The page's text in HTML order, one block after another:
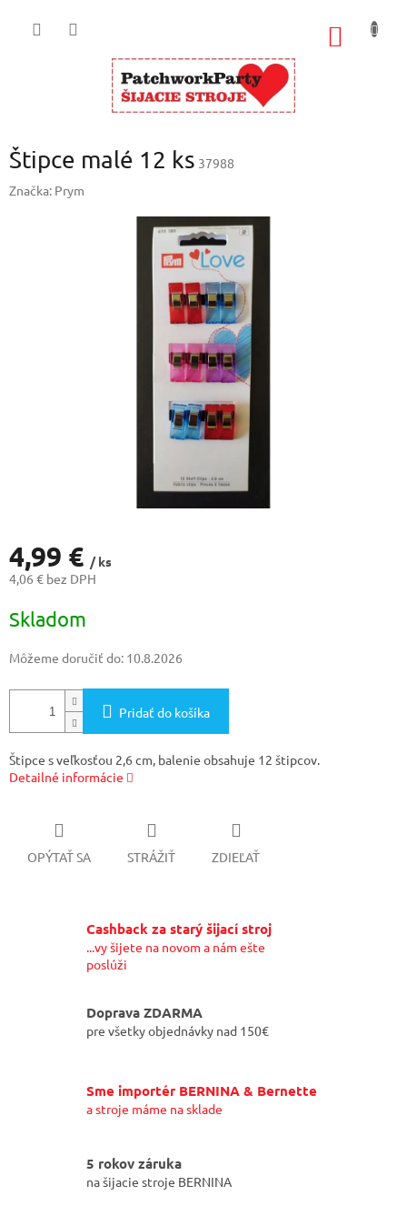
Štipce malé 12 ks 37988
Značka: Prym
4,99 € / ks
4,06 € bez DPH
cena:
Skladom
Môžeme doručiť do: 10.8.2026
Pridať do košíka
Štipce s veľkosťou 2,6 cm, balenie obsahuje 12 štipcov.
Detailné informácie
OPÝTAŤ SA STRÁŽIŤ ZDIEĽAŤ
Cashback za starý šijací stroj
...vy šijete na novom a nám ešte
poslúži
Doprava ZDARMA
pre všetky objednávky nad 150€
Sme importér BERNINA & Bernette
a stroje máme na sklade
5 rokov záruka
na šijacie stroje BERNINA